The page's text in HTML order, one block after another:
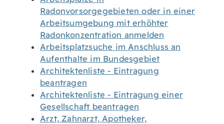
Radonvorsorgegebieten oder in einer
Arbeitsumgebung mit erhöhter
Radonkonzentration anmelden
Arbeitsplatzsuche im Anschluss an
Aufenthalte im Bundesgebiet
Architektenliste - Eintragung
beantragen
Architektenliste - Eintragung einer
Gesellschaft beantragen
Arzt, Zahnarzt, Apotheker,